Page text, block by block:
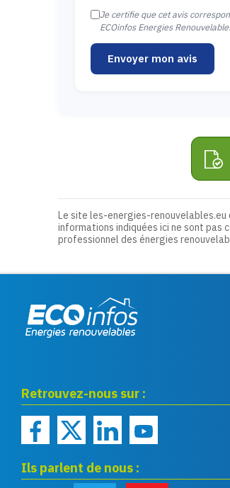
Je certifie que cet avis
ECOinfos Energies
Envoyer mon avis
Le site les-energies-
informations indiquées ici ne sont pas
professionnel des énergies
Retrouvez-nous sur :
Ils parlent de nous :